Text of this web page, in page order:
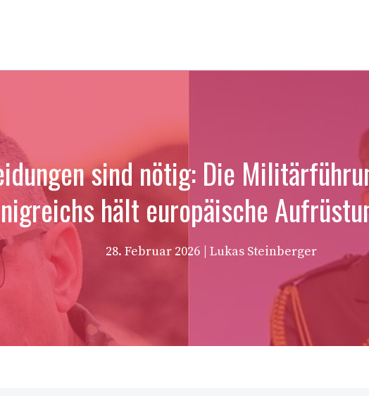
sind nötig: Die
hält europäische
28. Februar 2026 | Lukas Steinberger